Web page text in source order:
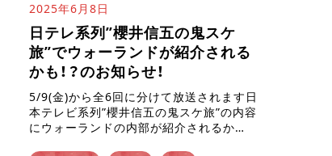
2025年6月8日
日テレ系列”櫻井信五の鬼スケ
旅”でウォーランドが紹介される
かも！？のお知らせ！
5/9(金)から全6回に分けて放送されます日
本テレビ系列”櫻井信五の鬼スケ旅”の内容
にウォーランドの内部が紹介されるか